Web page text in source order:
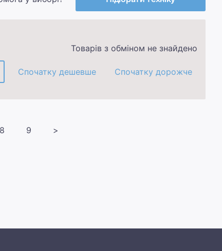
Товарів з обміном не знайдено
Спочатку дешевше Спочатку дорожче
8 9 >